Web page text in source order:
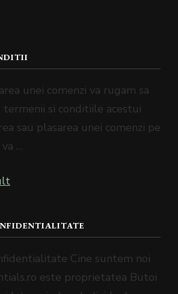
unei comenzi va rugam sa
si conditiile acestui
sau plasarea unei comenzi pe
…
Cine suntem noi
este proprietatea Butoi